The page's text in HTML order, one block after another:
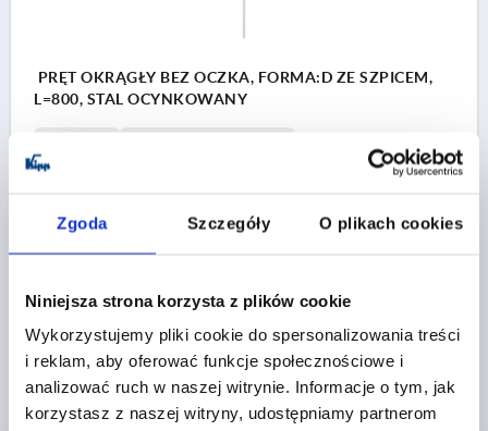
Zgoda Szczegóły O plikach cookies
Niniejsza strona korzysta z plików cookie
Wykorzystujemy pliki cookie do spersonalizowania treści
i reklam, aby oferować funkcje społecznościowe i
analizować ruch w naszej witrynie. Informacje o tym, jak
korzystasz z naszej witryny, udostępniamy partnerom
PRĘT OKRĄGŁY BEZ OCZKA, FORMA:D ZE SZPICEM,
L=800, STAL OCYNKOWANY
TYP FORMY=ZE SZPICEM
Nr zamówienia: K2274.100800
plus VAT
plus koszty wysyłki
SZCZEGÓŁY
K2274 D